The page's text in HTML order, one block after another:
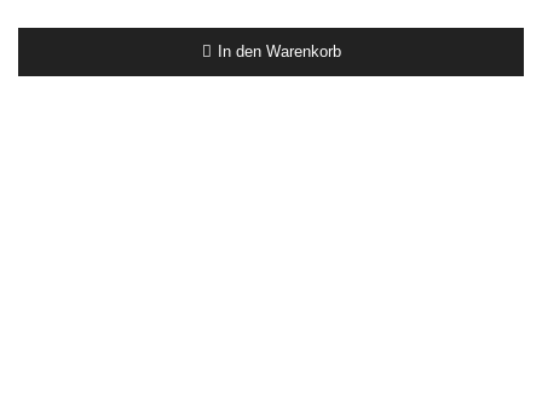
Ro.Erismann
Vliestapete
6332-
In den Warenkorb